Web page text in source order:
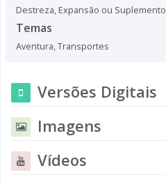
Destreza, Expansão ou Suplemento
Temas
Aventura,Transportes
Versões Digitais
Imagens
Vídeos